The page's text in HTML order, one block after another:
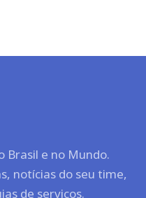
Brasil e no Mundo.
notícias do seu time,
de serviços.